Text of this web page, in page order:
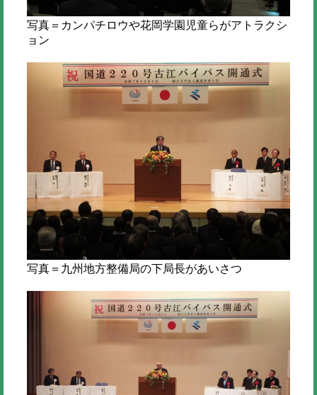
写真＝カンパチロウや花岡学園児童らがアトラクシ
ョン
写真＝九州地方整備局の下局長があいさつ